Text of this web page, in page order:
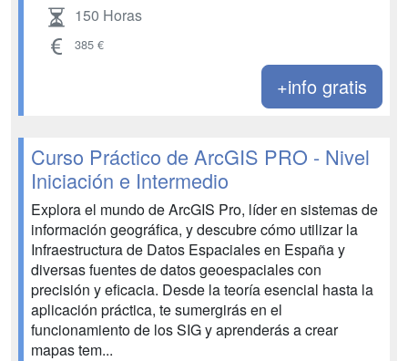
150 Horas
385 €
+info gratis
Curso Práctico de ArcGIS PRO - Nivel
Iniciación e Intermedio
Explora el mundo de ArcGIS Pro, líder en sistemas de
información geográfica, y descubre cómo utilizar la
Infraestructura de Datos Espaciales en España y
diversas fuentes de datos geoespaciales con
precisión y eficacia. Desde la teoría esencial hasta la
aplicación práctica, te sumergirás en el
funcionamiento de los SIG y aprenderás a crear
mapas tem...